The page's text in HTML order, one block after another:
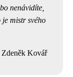
nenávidíte,
mistr svého
Zdeněk Kovář